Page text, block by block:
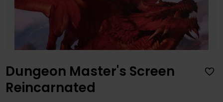
Dungeon Master's Screen
Reincarnated